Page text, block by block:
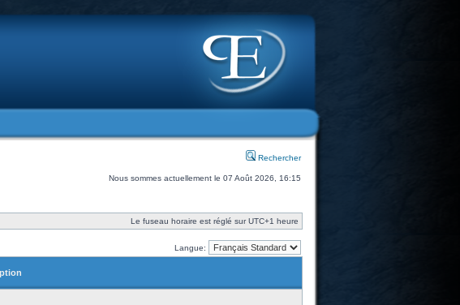
Rechercher
Nous sommes actuellement le 07 Août 2026, 16:15
Le fuseau horaire est réglé sur UTC+1 heure
Langue: